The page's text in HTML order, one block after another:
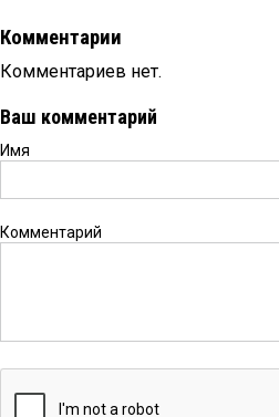
Комментарии
Комментариев нет.
Ваш комментарий
Имя
Комментарий